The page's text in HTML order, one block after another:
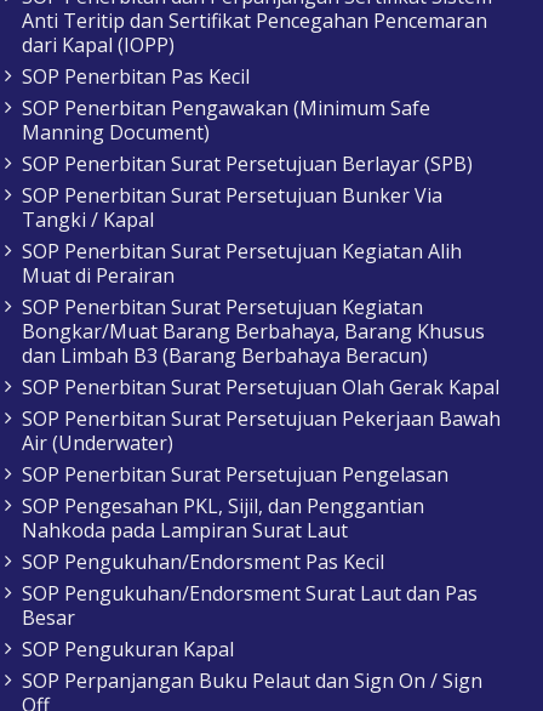
Anti Teritip dan Sertifikat Pencegahan Pencemaran
dari Kapal (IOPP)
SOP Penerbitan Pas Kecil
SOP Penerbitan Pengawakan (Minimum Safe
Manning Document)
SOP Penerbitan Surat Persetujuan Berlayar (SPB)
SOP Penerbitan Surat Persetujuan Bunker Via
Tangki / Kapal
SOP Penerbitan Surat Persetujuan Kegiatan Alih
Muat di Perairan
SOP Penerbitan Surat Persetujuan Kegiatan
Bongkar/Muat Barang Berbahaya, Barang Khusus
dan Limbah B3 (Barang Berbahaya Beracun)
SOP Penerbitan Surat Persetujuan Olah Gerak Kapal
SOP Penerbitan Surat Persetujuan Pekerjaan Bawah
Air (Underwater)
SOP Penerbitan Surat Persetujuan Pengelasan
SOP Pengesahan PKL, Sijil, dan Penggantian
Nahkoda pada Lampiran Surat Laut
SOP Pengukuhan/Endorsment Pas Kecil
SOP Pengukuhan/Endorsment Surat Laut dan Pas
Besar
SOP Pengukuran Kapal
SOP Perpanjangan Buku Pelaut dan Sign On / Sign
Off